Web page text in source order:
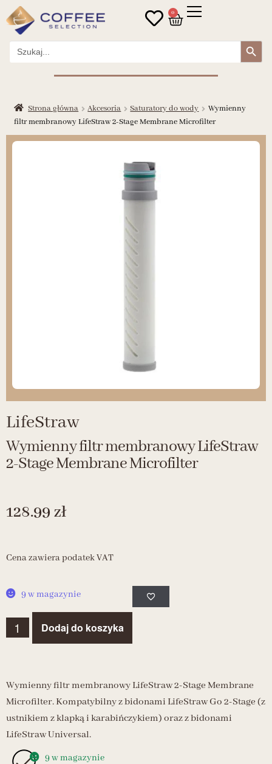
0
Search
for:
Search Button
Strona główna Akcesoria Saturatory do wody
Wymienny
filtr membranowy LifeStraw 2-Stage Membrane Microfilter
LifeStraw
Wymienny filtr membranowy LifeStraw
2-Stage Membrane Microfilter
128.99 zł
Cena zawiera podatek VAT
9 w magazynie
Dodaj do koszyka
Wymienny filtr membranowy LifeStraw 2-Stage Membrane
Microfilter. Kompatybilny z bidonami LifeStraw Go 2-Stage (z
ustnikiem z klapką i karabińczykiem) oraz z bidonami
LifeStraw Universal.
9 w magazynie